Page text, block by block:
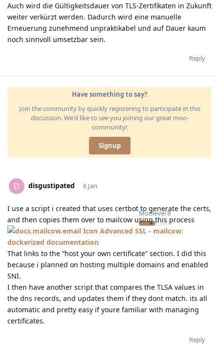
Auch wird die Gültigkeitsdauer von TLS-Zertifikaten in Zukunft
weiter verkürzt werden. Dadurch wird eine manuelle
Erneuerung zunehmend unpraktikabel und auf Dauer kaum
noch sinnvoll umsetzbar sein.
Reply
Have something to say?
Join the community by quickly registering to participate in this
discussion. We'd like to see you joining our great moo-
community!
Signup
D disgustipated
Moolevel8
6 Jan
I use a script i created that uses certbot to generate the certs,
and then copies them over to mailcow using this process
Advanced SSL - mailcow:
dockerized documentation
That links to the “host your own certificate” section. I did this
because i planned on hosting multiple domains and enabled
SNI.
I then have another script that compares the TLSA values in
the dns records, and updates them if they dont match. its all
automatic and pretty easy if youre familiar with managing
certificates.
Reply